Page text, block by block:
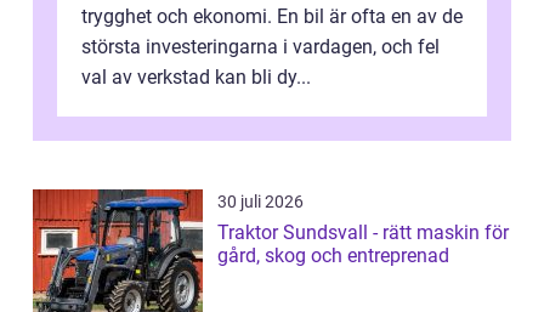
trygghet och ekonomi. En bil är ofta en av de
största investeringarna i vardagen, och fel
val av verkstad kan bli dy...
30 juli 2026
Traktor Sundsvall - rätt maskin för
gård, skog och entreprenad